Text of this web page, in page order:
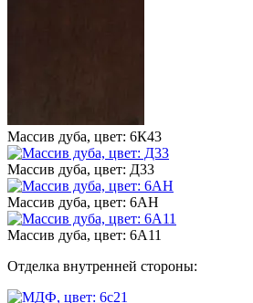
Массив дуба, цвет: 6К43
Массив дуба, цвет: Д33
Массив дуба, цвет: 6АН
Массив дуба, цвет: 6А11
Отделка внутренней стороны: